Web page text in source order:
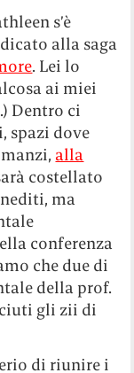
s’è
alla saga
. Lei lo
ai miei
Dentro ci
spazi dove
alla
costellato
ma
conferenza
che due di
della prof.
gli zii di
di riunire i